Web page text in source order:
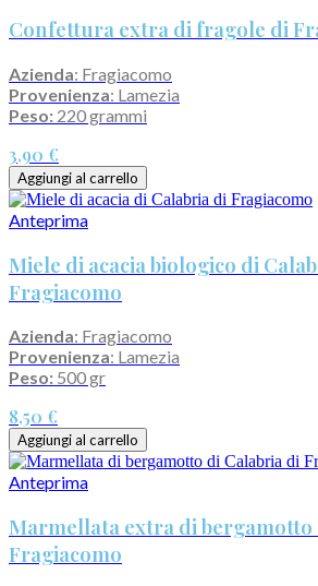
Confettura extra di fragole di
Azienda: Fragiacomo
Provenienza: Lamezia
Peso: 220 grammi
3,90 €
Aggiungi al carrello
Anteprima
Miele di acacia biologico di
Fragiacomo
Azienda: Fragiacomo
Provenienza: Lamezia
Peso: 500 gr
8,50 €
Aggiungi al carrello
Anteprima
Marmellata extra di bergamotto
Fragiacomo